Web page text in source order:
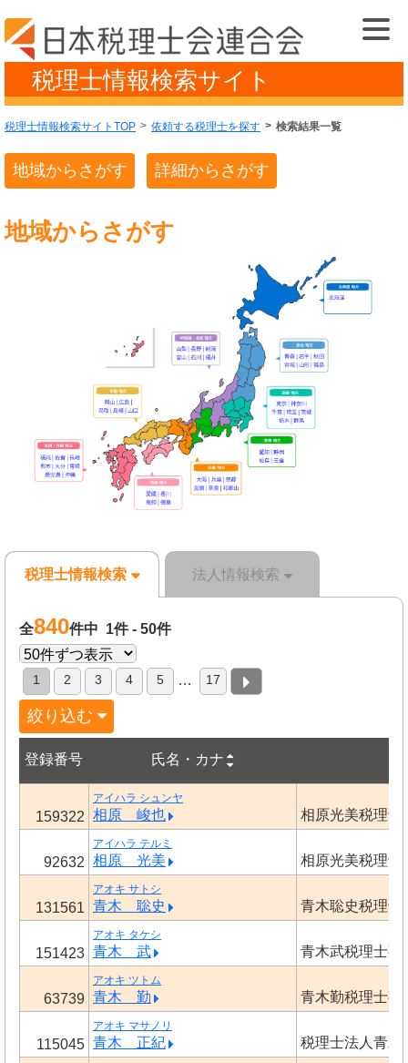
税理士情報検索サイト
税理士情報検索サイトTOP 依頼する税理士を探す 検索結果一覧
地域からさがす 詳細からさがす
地域からさがす
税理士情報検索 法人情報検索
全840件中 1件 - 50件
1 2 3 4 5 … 17
絞り込む
登録番号 氏名・カナ
159322
アイハラ シュンヤ
相原 峻也 相原光美税理士
92632
アイハラ テルミ
相原 光美 相原光美税理士
131561
アオキ サトシ
青木 聡史 青木聡史税理士
151423
アオキ タケシ
青木 武 青木武税理士事
63739
アオキ ツトム
青木 勤 青木勤税理士事
115045
アオキ マサノリ
青木 正紀 税理士法人青木